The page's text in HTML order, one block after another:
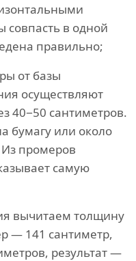
в одной
правильно;
от базы
осуществляют
40−50 сантиметров.
бумагу или около
промеров
самую
вычитаем толщину
— 141 сантиметр,
результат —